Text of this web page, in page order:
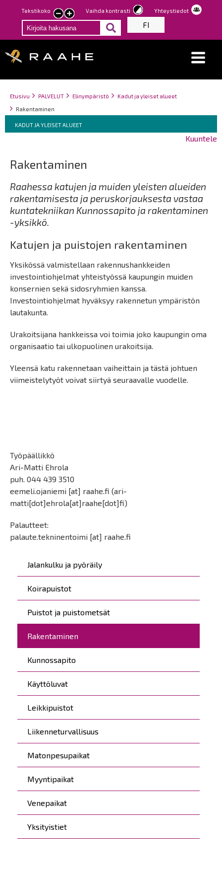
Hyppää
pääsisältöön
Tekstikoko
Pienennä
tekstin
kokoa
Suurenna
tekstin
kokoa
Vaihda kontrasti Yhteystiedot
FI
Breadcrumbs
You
are
Etusivu PALVELUT Elinympäristö
Kadut ja yleiset alueet
Rakentaminen
Breadcrumbs
You
are
KADUT JA YLEISET ALUEET
Kuuntele
Päävalikko
Jalankulku ja pyöräily
Koirapuistot
Puistot ja puistometsät
Rakentaminen
Kunnossapito
Käyttöluvat
Leikkipuistot
Liikenneturvallisuus
Matonpesupaikat
Myyntipaikat
Venepaikat
Yksityistiet
Rakentaminen
Raahessa katujen ja muiden yleisten alueiden
rakentamisesta ja peruskorjauksesta vastaa
kuntatekniikan Kunnossapito ja rakentaminen
-yksikkö.
Katujen ja puistojen rakentaminen
Yksikössä valmistellaan rakennushankkeiden
investointiohjelmat yhteistyössä kaupungin muiden
konsernien sekä sidosryhmien kanssa.
Investointiohjelmat hyväksyy rakennetun ympäristön
lautakunta.
Urakoitsijana hankkeissa voi toimia joko kaupungin oma
organisaatio tai ulkopuolinen urakoitsija.
Yleensä katu rakennetaan vaiheittain ja tästä johtuen
viimeistelytyöt voivat siirtyä seuraavalle vuodelle.
Työpäällikkö
Ari-Matti Ehrola
puh. 044 439 3510
eemeli.ojaniemi [at] raahe.fi (ari-
matti[dot]ehrola[at]raahe[dot]fi)
Palautteet:
palaute.tekninentoimi [at] raahe.fi